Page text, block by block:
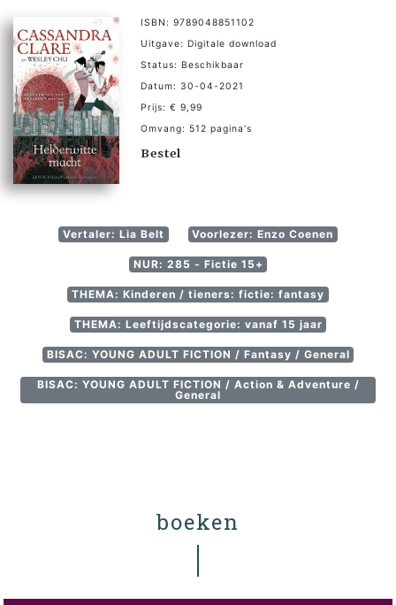
ISBN: 9789048851102
Uitgave: Digitale download
Status: Beschikbaar
Datum: 30-04-2021
Prijs: € 9,99
Omvang: 512 pagina's
Bestel
Vertaler: Lia Belt Voorlezer: Enzo Coenen
NUR: 285 - Fictie 15+
THEMA: Kinderen / tieners: fictie: fantasy
THEMA: Leeftijdscategorie: vanaf 15 jaar
BISAC: YOUNG ADULT FICTION / Fantasy / General
BISAC: YOUNG ADULT FICTION / Action & Adventure /
General
boeken